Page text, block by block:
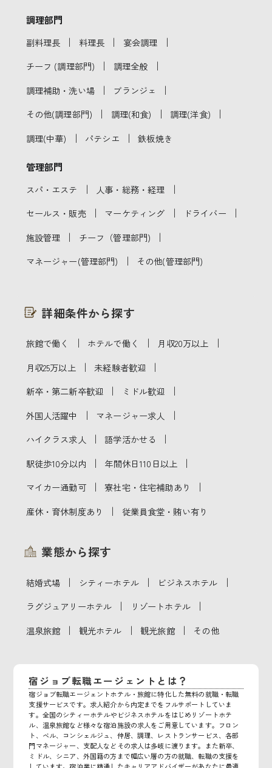
調理部門
副料理長 ｜ 料理長 ｜ 宴会調理 ｜
チーフ (調理部門) ｜ 調理全般 ｜
調理補助・洗い場 ｜ ブランジェ ｜
その他(調理部門) ｜ 調理(和食) ｜ 調理(洋食) ｜
調理(中華) ｜ パテシエ ｜ 鉄板焼き
管理部門
スパ・エステ ｜ 人事・総務・経理 ｜
セールス・販売 ｜ マーケティング ｜ ドライバー ｜
施設管理 ｜ チーフ（管理部門) ｜
マネージャー(管理部門) ｜ その他(管理部門)
詳細条件から探す
旅館で働く ｜ ホテルで働く ｜ 月収20万以上 ｜
月収25万以上 ｜ 未経験者歓迎 ｜
新卒・第二新卒歓迎 ｜ ミドル歓迎 ｜
外国人活躍中 ｜ マネージャー求人 ｜
ハイクラス求人 ｜ 語学活かせる ｜
駅徒歩10分以内 ｜ 年間休日110日以上 ｜
マイカー通勤可 ｜ 寮社宅・住宅補助あり ｜
産休・育休制度あり ｜ 従業員食堂・賄い有り
業態から探す
結婚式場 ｜ シティーホテル ｜ ビジネスホテル ｜
ラグジュアリーホテル ｜ リゾートホテル ｜
温泉旅館 ｜ 観光ホテル ｜ 観光旅館 ｜ その他
宿ジョブ転職エージェントとは？
宿ジョブ転職エージェントホテル・旅館に特化した無料の就職・転職
支援サービスです。求人紹介から内定までをフルサポートしていま
す。全国のシティーホテルやビジネスホテルをはじめリゾートホテ
ル、温泉旅館など様々な宿泊施設の求人をご用意しています。フロン
ト、ベル、コンシェルジュ、仲居、調理、レストランサービス、各部
門マネージャー、支配人などその求人は多岐に渡ります。また新卒、
ミドル、シニア、外国籍の方まで幅広い層の方の就職、転職の支援を